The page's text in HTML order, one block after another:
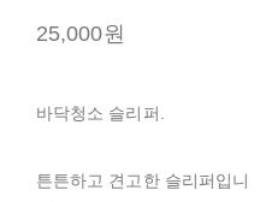
25,000원
바닥청소 슬리퍼.
튼튼하고 견고한 슬리퍼입니